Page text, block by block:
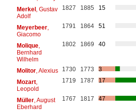
Merkel, Gustav
Adolf
1827 1885 15
Meyerbeer,
Giacomo
1791 1864 51
Molique,
Bernhard
Wilhelm
1802 1869 40
Molitor, Alexius 1730 1773
3
Mozart,
Leopold
1719 1787 17
Müller, August
Eberhard
1767 1817 47